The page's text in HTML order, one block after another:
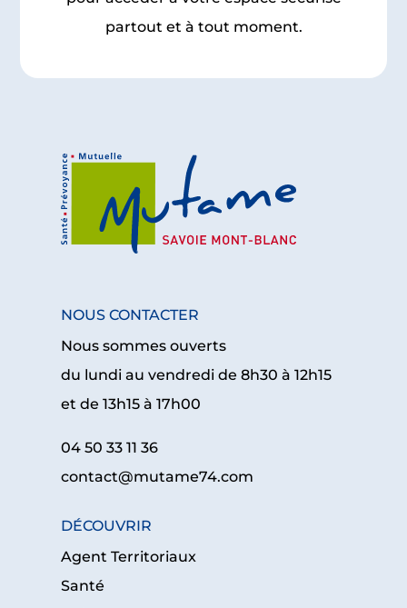
partout et à tout moment.
NOUS CONTACTER
Nous sommes ouverts
du lundi au vendredi de 8h30 à 12h15
et de 13h15 à 17h00
04 50 33 11 36
contact@mutame74.com
DÉCOUVRIR
Agent Territoriaux
Santé